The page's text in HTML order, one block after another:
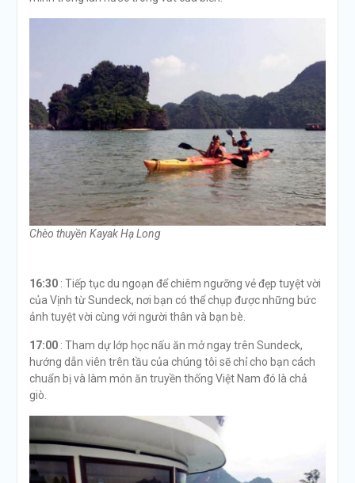
Chèo thuyền Kayak Hạ Long
16:30: Tiếp tục du ngoạn để chiêm ngưỡng vẻ đẹp tuyệt vời
của Vịnh từ Sundeck, nơi bạn có thể chụp được những bức
ảnh tuyệt vời cùng với người thân và bạn bè.
17:00: Tham dự lớp học nấu ăn mở ngay trên Sundeck,
hướng dẫn viên trên tầu của chúng tôi sẽ chỉ cho bạn cách
chuẩn bị và làm món ăn truyền thống Việt Nam đó là chả
giò.